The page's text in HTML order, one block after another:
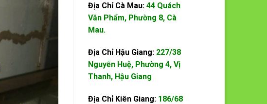
Địa Chỉ Cà Mau: 44 Quách
Văn Phẩm, Phường 8, Cà
Mau.
Địa Chỉ Hậu Giang: 227/38
Nguyễn Huệ, Phường 4, Vị
Thanh, Hậu Giang
Địa Chỉ Kiên Giang: 186/68